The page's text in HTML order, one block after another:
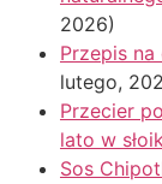
2026)
Przepis
lutego,
Przecier
lato w
Sos